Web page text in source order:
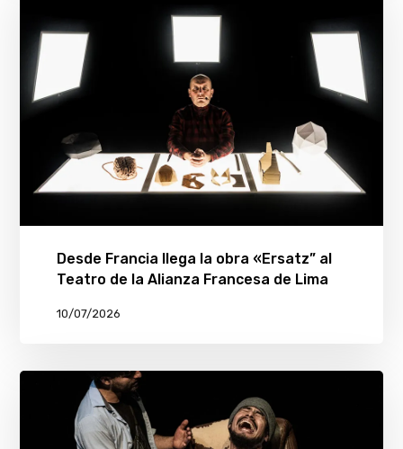
Desde Francia llega la obra «Ersatz” al
Teatro de la Alianza Francesa de Lima
10/07/2026